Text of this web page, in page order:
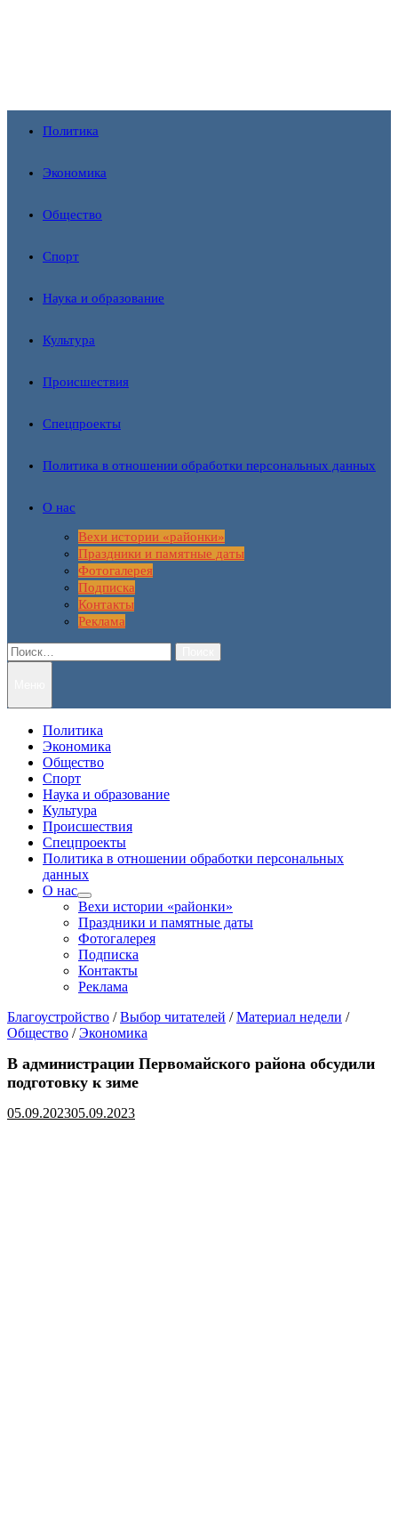
Политика
Экономика
Общество
Спорт
Наука и образование
Культура
Происшествия
Спецпроекты
Политика в отношении обработки персональных данных
О нас
Вехи истории «районки»
Праздники и памятные даты
Фотогалерея
Подписка
Контакты
Реклама
Найти:
Политика
Экономика
Общество
Спорт
Наука и образование
Культура
Происшествия
Спецпроекты
Политика в отношении обработки персональных
данных
О нас
Показать
подменю
Вехи истории «районки»
Праздники и памятные даты
Фотогалерея
Подписка
Контакты
Реклама
Благоустройство /Выбор читателей /Материал недели /
Общество /Экономика
В администрации Первомайского района обсудили
подготовку к зиме
05.09.202305.09.2023